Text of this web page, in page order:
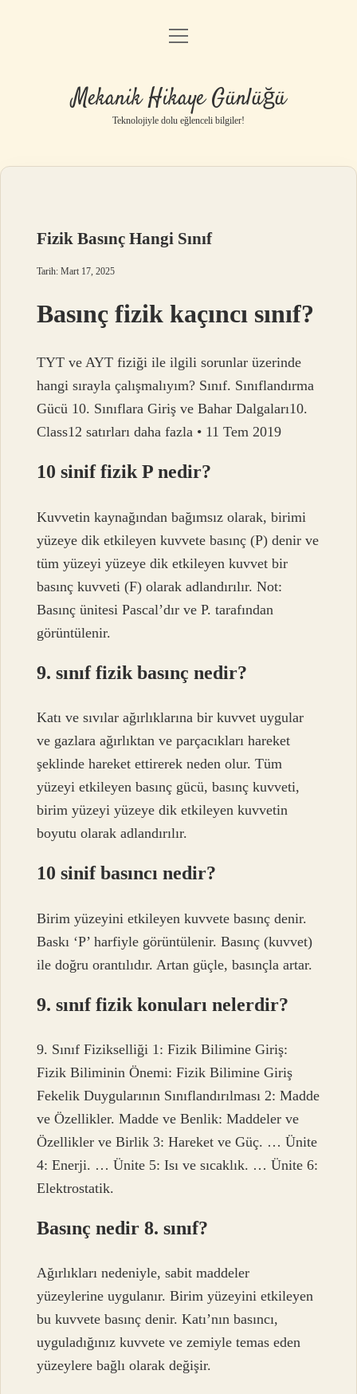
Anasayfa
Yasal Uyarı
menüyü
Mekanik Hikaye Günlüğü
Teknolojiyle dolu eğlenceli bilgiler!
Fizik Basınç Hangi Sınıf
Tarih: Mart 17, 2025
Basınç fizik kaçıncı sınıf?
TYT ve AYT fiziği ile ilgili sorunlar üzerinde
hangi sırayla çalışmalıyım? Sınıf. Sınıflandırma
Gücü 10. Sınıflara Giriş ve Bahar Dalgaları10.
Class12 satırları daha fazla • 11 Tem 2019
10 sinif fizik P nedir?
Kuvvetin kaynağından bağımsız olarak, birimi
yüzeye dik etkileyen kuvvete basınç (P) denir ve
tüm yüzeyi yüzeye dik etkileyen kuvvet bir
basınç kuvveti (F) olarak adlandırılır. Not:
Basınç ünitesi Pascal’dır ve P. tarafından
görüntülenir.
9. sınıf fizik basınç nedir?
Katı ve sıvılar ağırlıklarına bir kuvvet uygular
ve gazlara ağırlıktan ve parçacıkları hareket
şeklinde hareket ettirerek neden olur. Tüm
yüzeyi etkileyen basınç gücü, basınç kuvveti,
birim yüzeyi yüzeye dik etkileyen kuvvetin
boyutu olarak adlandırılır.
10 sinif basıncı nedir?
Birim yüzeyini etkileyen kuvvete basınç denir.
Baskı ‘P’ harfiyle görüntülenir. Basınç (kuvvet)
ile doğru orantılıdır. Artan güçle, basınçla artar.
9. sınıf fizik konuları nelerdir?
9. Sınıf Fizikselliği 1: Fizik Bilimine Giriş:
Fizik Biliminin Önemi: Fizik Bilimine Giriş
Fekelik Duygularının Sınıflandırılması 2: Madde
ve Özellikler. Madde ve Benlik: Maddeler ve
Özellikler ve Birlik 3: Hareket ve Güç. … Ünite
4: Enerji. … Ünite 5: Isı ve sıcaklık. … Ünite 6:
Elektrostatik.
Basınç nedir 8. sınıf?
Ağırlıkları nedeniyle, sabit maddeler
yüzeylerine uygulanır. Birim yüzeyini etkileyen
bu kuvvete basınç denir. Katı’nın basıncı,
uyguladığınız kuvvete ve zemiyle temas eden
yüzeylere bağlı olarak değişir.